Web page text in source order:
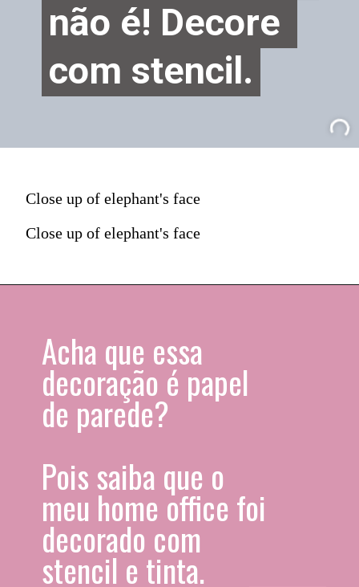
não é! Decore
com stencil.
não é! Decore
com stencil.
Close up of elephant's face
Close up of elephant's face
Acha que essa
decoração é papel
de parede?
Pois saiba que o
meu home office foi
decorado com
stencil e tinta.